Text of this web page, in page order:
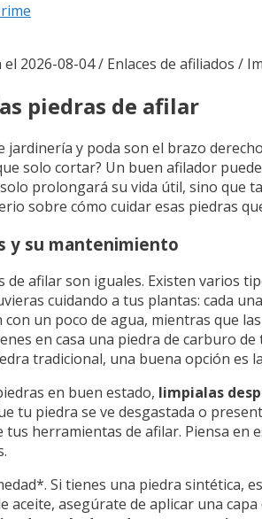
2026-08-04 / Enlaces de afiliados /
piedras de afilar
jardinería y poda son el brazo
solo cortar? Un buen afilador
prolongará su vida útil, sino que
sobre cómo cuidar esas piedras
y su mantenimiento
de afilar son iguales. Existen varios
cuidando a tus plantas: cada
un poco de agua, mientras que
en casa una piedra de carburo
tradicional, una buena opción es
en buen estado, limpialas
tu piedra se ve desgastada o
tus herramientas de afilar. Piensa
Si tienes una piedra sintética,
aceite, asegúrate de aplicar una